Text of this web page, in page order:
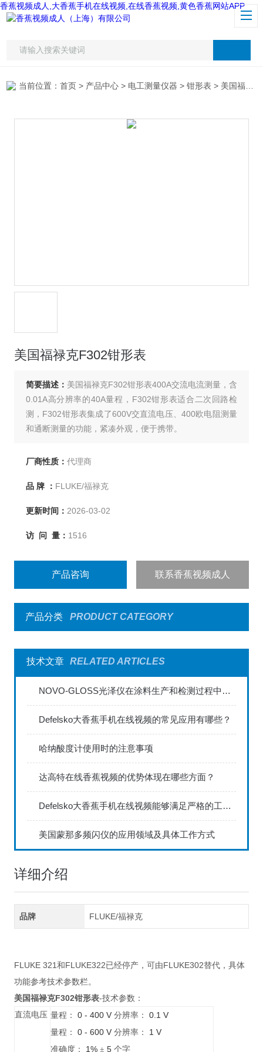
香蕉视频成人,大香蕉手机在线视频,在线香蕉视频,黄色香蕉网站APP
当前位置：首页 > 产品中心 > 电工测量仪器 >钳形表 > 美国福禄克F302钳形表
美国福禄克F302钳形表
简要描述： 美国福禄克F302钳形表400A交流电流测量，含
0.01A高分辨率的40A量程，F302钳形表适合二次回路检
测，F302钳形表集成了600V交直流电压、400欧电阻测量
和通断测量的功能，紧凑外观，便于携带。
厂商性质： 代理商
品 牌 ： FLUKE/福禄克
更新时间： 2026-03-02
访 问 量： 1516
产品咨询 联系香蕉视频成人
产品分类 PRODUCT CATEGORY
技术文章 RELATED ARTICLES
NOVO-GLOSS光泽仪在涂料生产和检测过程中的应用
Defelsko大香蕉手机在线视频的常见应用有哪些？
哈纳酸度计使用时的注意事项
达高特在线香蕉视频的优势体现在哪些方面？
Defelsko大香蕉手机在线视频能够满足严格的工业标准
美国蒙那多频闪仪的应用领域及具体工作方式
详细介绍
品牌 FLUKE/福禄克
FLUKE 321和FLUKE322已经停产，可由FLUKE302替代，具体
功能参考技术参数栏。
美国福禄克F302钳形表-技术参数：
直流电压 量程： 0 - 400 V 分辨率： 0.1 V
量程： 0 - 600 V 分辨率： 1 V
准确度： 1% ± 5 个字